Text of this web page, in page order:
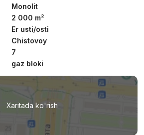
Monolit
2 000 m²
Er usti/osti
Chistovoy
7
gaz bloki
Xaritada ko'rish